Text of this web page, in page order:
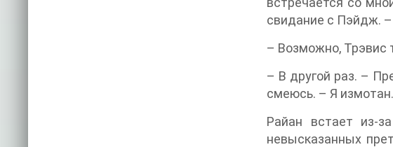
свидание с Пэйдж.
– Возможно, Трэвис
– В другой раз. –
смеюсь. – Я измотан.
Райан встает из-
невысказанных